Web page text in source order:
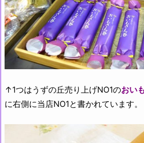
↑1つはうずの丘売り上げNO1のおい
に右側に当店NO1と書かれています。